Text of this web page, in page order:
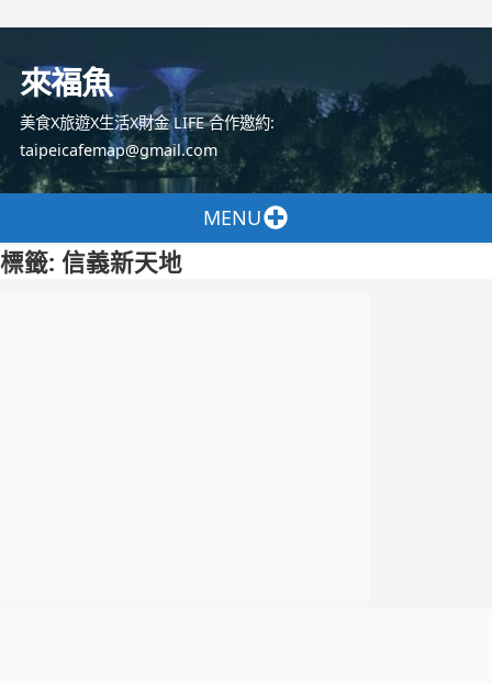
容
來福魚
美食X旅遊X生活X財金 LIFE 合作邀約:
taipeicafemap@gmail.com
MENU
標籤: 信義新天地